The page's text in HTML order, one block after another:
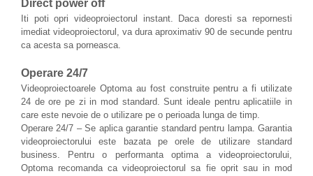
Direct power off
Iti poti opri videoproiectorul instant. Daca doresti sa repornesti
imediat videoproiectorul, va dura aproximativ 90 de secunde pentru
ca acesta sa porneasca.
Operare 24/7
Videoproiectoarele Optoma au fost construite pentru a fi utilizate
24 de ore pe zi in mod standard. Sunt ideale pentru aplicatiile in
care este nevoie de o utilizare pe o perioada lunga de timp.
Operare 24/7 – Se aplica garantie standard pentru lampa. Garantia
videoproiectorului este bazata pe orele de utilizare standard
business. Pentru o performanta optima a videoproiectorului,
Optoma recomanda ca videoproiectorul sa fie oprit sau in mod